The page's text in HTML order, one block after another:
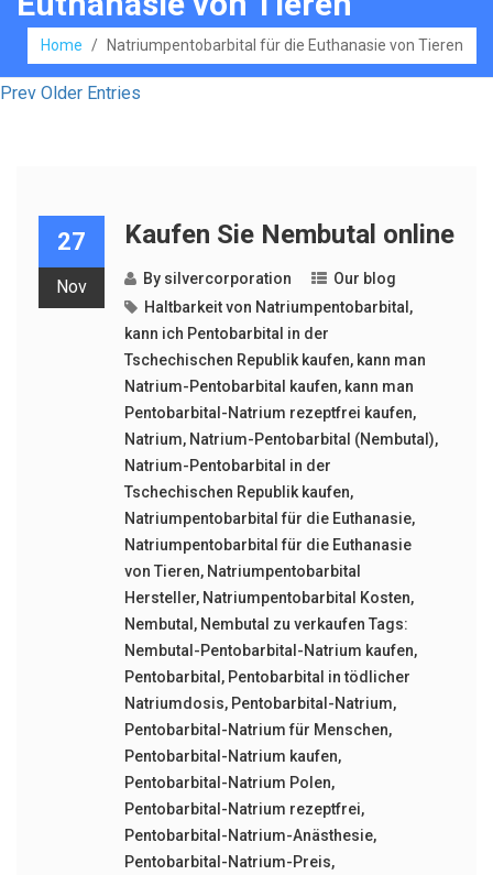
Home / Natriumpentobarbital für die Euthanasie von Tieren
Prev Older Entries
27
Nov
Kaufen Sie Nembutal online
By silvercorporation
Our blog
Haltbarkeit von Natriumpentobarbital ,
kann ich Pentobarbital in der
Tschechischen Republik kaufen, kann man
Natrium-Pentobarbital kaufen, kann man
Pentobarbital-Natrium rezeptfrei kaufen,
Natrium, Natrium-Pentobarbital (Nembutal),
Natrium-Pentobarbital in der
Tschechischen Republik kaufen,
Natriumpentobarbital für die Euthanasie,
Natriumpentobarbital für die Euthanasie
von Tieren, Natriumpentobarbital
Hersteller, Natriumpentobarbital Kosten,
Nembutal , Nembutal zu verkaufen Tags:
Nembutal-Pentobarbital-Natrium kaufen,
Pentobarbital , Pentobarbital in tödlicher
Natriumdosis, Pentobarbital-Natrium,
Pentobarbital-Natrium für Menschen,
Pentobarbital-Natrium kaufen,
Pentobarbital-Natrium Polen,
Pentobarbital-Natrium rezeptfrei,
Pentobarbital-Natrium-Anästhesie,
Pentobarbital-Natrium-Preis,